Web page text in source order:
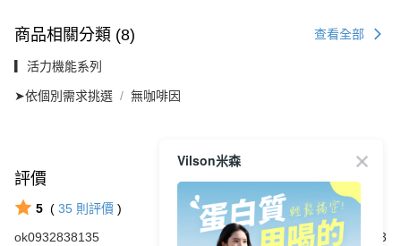
商品相關分類 (8) 查看全部
▎活力機能系列
➤依個別需求挑選 無咖啡因
評價 查看全部
5 ( 35 則評價 )
ok0932838135
2025/11/23
Vilson米森